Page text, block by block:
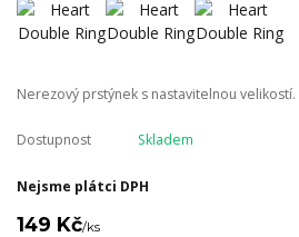
Nerezový prstýnek s nastavitelnou velikostí.
Dostupnost Skladem
Nejsme plátci DPH
149 Kč/ks